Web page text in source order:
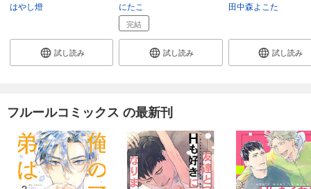
はやし燈
試し読み
にたこ
完結
試し読み
田中森よこた
試し読み
フルールコミックス の最新刊